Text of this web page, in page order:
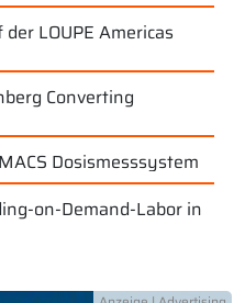
LOUPE Americas
Converting
Dosismesssystem
on-Demand-Labor in